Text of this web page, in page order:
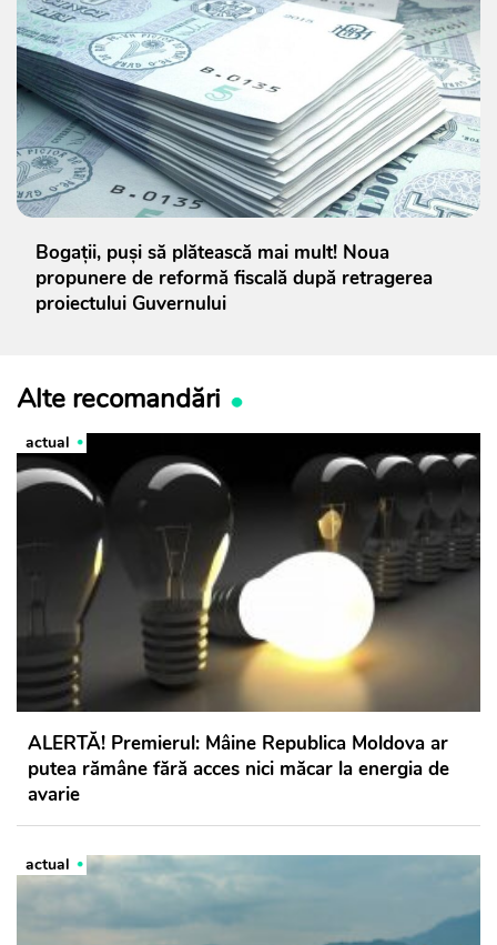
Bogații, puși să plătească mai mult! Noua
propunere de reformă fiscală după retragerea
proiectului Guvernului
Alte recomandări
actual
ALERTĂ! Premierul: Mâine Republica Moldova ar
putea rămâne fără acces nici măcar la energia de
avarie
actual